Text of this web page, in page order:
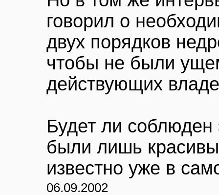
говорил о
двух порядков
чтобы не были
действующих
Будет ли соблюден
были лишь
известно уже в
06.09.2002